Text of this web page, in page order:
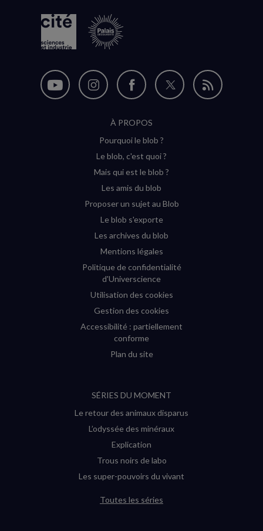
Nous
Nous
Instagram
(nouvelle
Nous
sur
Facebook
(nouvelle
Nous
Flux
À PROPOS
Pourquoi le blob ?
Le blob, c'est quoi ?
Mais qui est le blob ?
Les amis du blob
Proposer un sujet au Blob
Le blob s'exporte
Les archives du blob
Mentions légales
Politique de confidentialité
d'Universcience
Utilisation des cookies
Gestion des cookies
Accessibilité : partiellement
conforme
Plan du site
SÉRIES DU MOMENT
Le retour des animaux disparus
L’odyssée des minéraux
Explication
Trous noirs de labo
Les super-pouvoirs du vivant
Toutes les séries